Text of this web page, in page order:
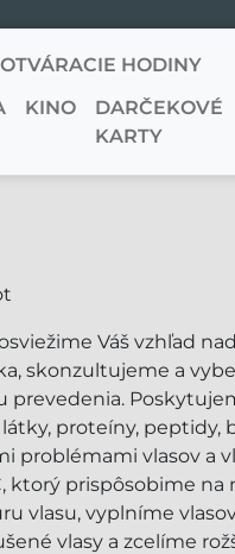
OTVÁRACIE HODINY
KINO
DARČEKOVÉ
KARTY
Váš vzhľad
skonzultujeme a
proteíny, peptidy,
problémami vlasov a
ktorý prispôsobime
vlasu, vyplníme
vlasy a zcelíme